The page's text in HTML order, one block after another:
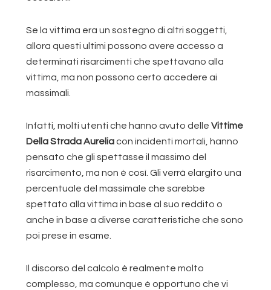
Se la vittima era un sostegno di altri soggetti,
allora questi ultimi possono avere accesso a
determinati risarcimenti che spettavano alla
vittima, ma non possono certo accedere ai
massimali.
Infatti, molti utenti che hanno avuto delleVittime
Della Strada Aureliacon incidenti mortali, hanno
pensato che gli spettasse il massimo del
risarcimento, ma non è così. Gli verrà elargito una
percentuale del massimale che sarebbe
spettato alla vittima in base al suo reddito o
anche in base a diverse caratteristiche che sono
poi prese in esame.
Il discorso del calcolo è realmente molto
complesso, ma comunque è opportuno che vi